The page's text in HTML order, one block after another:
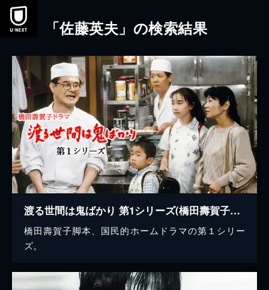
本文へスキップ
「佐藤英夫」の検索結果
渡る世間は鬼ばかり 第1シリーズ(橋田壽賀子ドラマ)
橋田壽賀子脚本、国民的ホームドラマの第１シリー
ズ。